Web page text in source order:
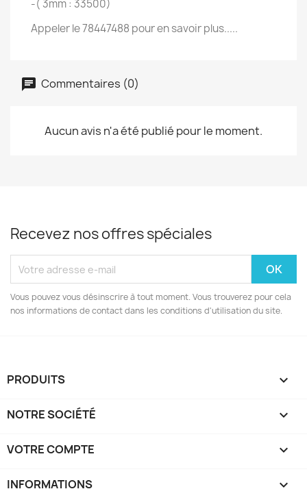
-( 3mm : 33500)
Appeler le 78447488 pour en savoir plus.....
Commentaires (0)
Aucun avis n'a été publié pour le moment.
Recevez nos offres spéciales
Vous pouvez vous désinscrire à tout moment. Vous trouverez pour cela
nos informations de contact dans les conditions d'utilisation du site.
PRODUITS 
NOTRE SOCIÉTÉ 
VOTRE COMPTE 
INFORMATIONS keyboard_arrow_down